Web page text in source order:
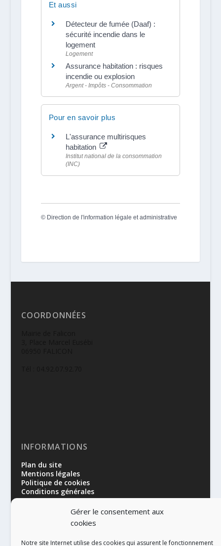
Gérer le consentement aux
cookies
Notre site Internet utilise des cookies qui assurent le fonctionnement
Et aussi
Détecteur de fumée (Daaf) :
sécurité incendie dans le
logement
Logement
Assurance habitation : risques
incendie ou explosion
Argent - Impôts - Consommation
Pour en savoir plus
L'assurance multirisques
habitation
Institut national de la consommation
(INC)
© Direction de l'information légale et administrative
COORDONNÉES
INFORMATIONS
Plan du site
Mentions légales
Politique de cookies
Conditions générales